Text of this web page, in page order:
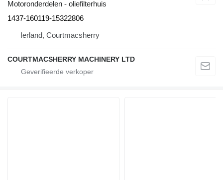
Motoronderdelen - oliefilterhuis
1437-160119-15322806
Ierland, Courtmacsherry
COURTMACSHERRY MACHINERY LTD